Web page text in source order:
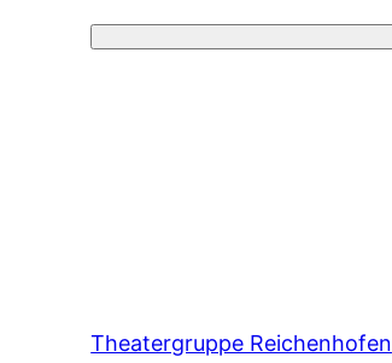
Theatergruppe Reichenhofen